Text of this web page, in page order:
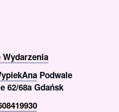
Wydarzenia
Podwale
62/68a Gdańsk